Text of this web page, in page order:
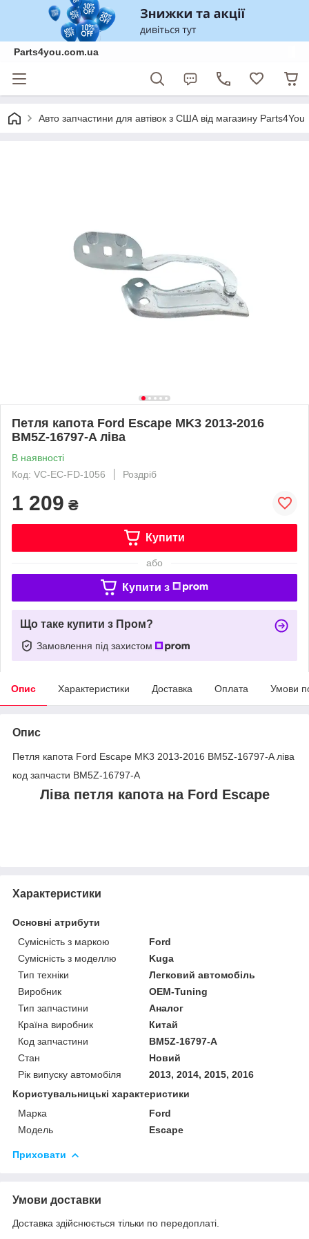
Parts4you.com.ua
Авто запчастини для автівок з США від магазину Parts4You
Петля капота Ford Escape MK3 2013-2016
BM5Z-16797-A ліва
В наявності
Код: VC-EC-FD-1056
Роздріб
1 209 ₴
Купити
або
Купити з
Що таке купити з Пром?
Замовлення під захистом
Опис Характеристики Доставка Оплата Умови
Опис
Петля капота Ford Escape MK3 2013-2016 BM5Z-16797-A ліва
код запчасти BM5Z-16797-A
Ліва петля капота на Ford Escape
Характеристики
Основні атрибути
Сумісність з маркою
Ford
Сумісність з моделлю
Kuga
Тип техніки
Легковий автомобіль
Виробник
OEM-Tuning
Тип запчастини
Аналог
Країна виробник
Китай
Код запчастини
BM5Z-16797-A
Стан
Новий
Рік випуску автомобіля
2013, 2014, 2015, 2016
Користувальницькі характеристики
Марка
Ford
Мoдель
Escape
Приховати
Умови доставки
Доставка здійснюється тільки по передоплаті.